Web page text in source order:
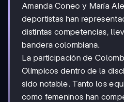
Amanda Coneo y María
deportistas han
distintas competencias,
bandera colombiana.
La participación de
Olímpicos dentro de la
sido notable. Tanto los
como femeninos han